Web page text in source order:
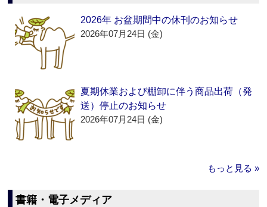
2026年 お盆期間中の休刊のお知らせ
2026年07月24日 (金)
夏期休業および棚卸に伴う商品出荷（発
送）停止のお知らせ
2026年07月24日 (金)
もっと見る »
書籍・電子メディア